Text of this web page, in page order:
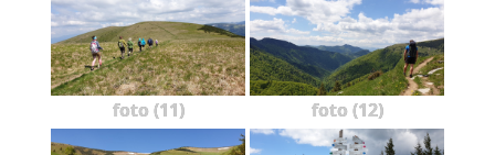
foto (11) foto (12)